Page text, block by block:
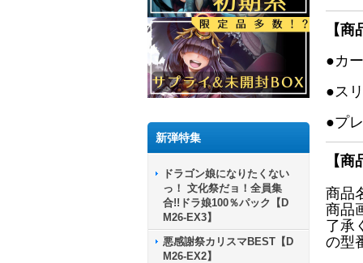
新弾特集
ドラゴン娘になりたくない
っ！ 文化祭だョ！全員集
合!!ドラ娘100％パック【D
M26-EX3】
悪感謝祭カリスマBEST【D
M26-EX2】
【
●カ
●ス
●プ
【
商品
商品
了承
の型